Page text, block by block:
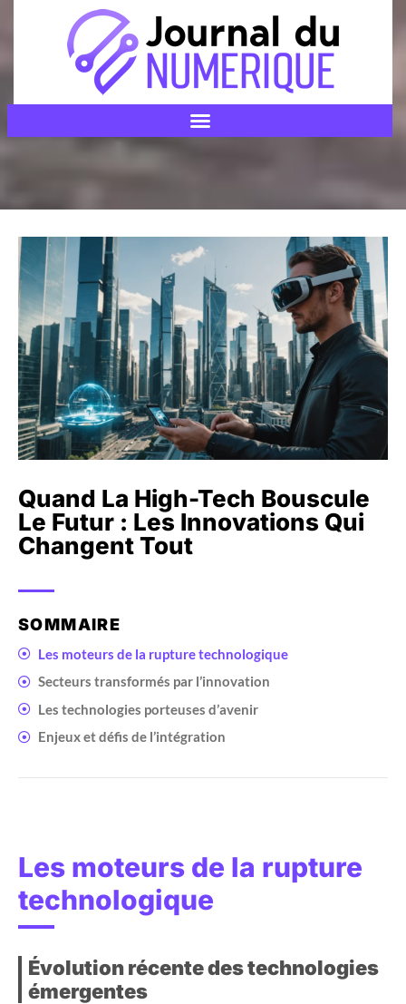
Quand La High-Tech Bouscule
Le Futur : Les Innovations Qui
Changent Tout
SOMMAIRE
Les moteurs de la rupture technologique
Secteurs transformés par l’innovation
Les technologies porteuses d’avenir
Enjeux et défis de l’intégration
Les moteurs de la rupture
technologique
Évolution récente des technologies
émergentes